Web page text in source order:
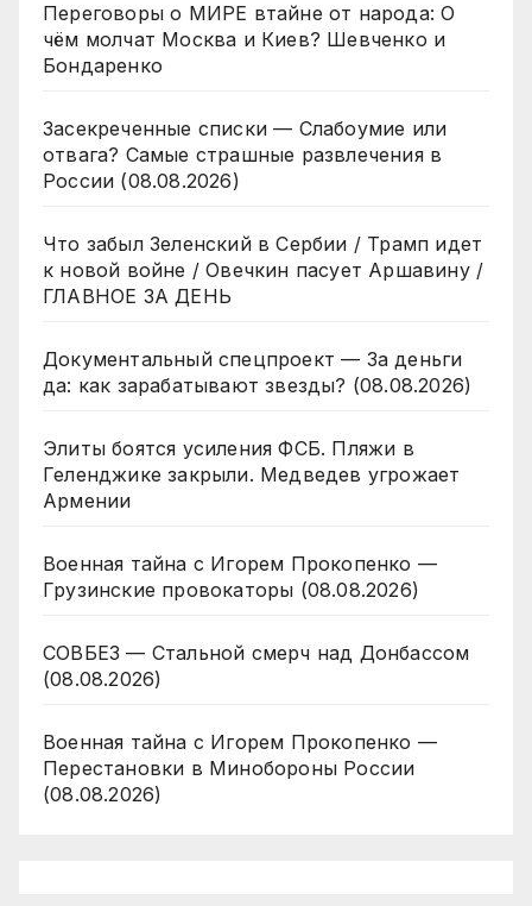
Переговоры о МИРЕ втайне от народа: О
чём молчат Москва и Киев? Шевченко и
Бондаренко
Засекреченные списки — Слабоумие или
отвага? Самые страшные развлечения в
России (08.08.2026)
Что забыл Зеленский в Сербии / Трамп идет
к новой войне / Овечкин пасует Аршавину /
ГЛАВНОЕ ЗА ДЕНЬ
Документальный спецпроект — За деньги
да: как зарабатывают звезды? (08.08.2026)
Элиты боятся усиления ФСБ. Пляжи в
Геленджике закрыли. Медведев угрожает
Армении
Военная тайна с Игорем Прокопенко —
Грузинские провокаторы (08.08.2026)
СОВБЕЗ — Стальной смерч над Донбассом
(08.08.2026)
Военная тайна с Игорем Прокопенко —
Перестановки в Минобороны России
(08.08.2026)